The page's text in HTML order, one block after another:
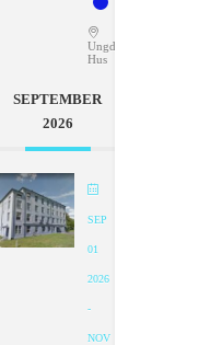
Ungdommens
Hus
SEPTEMBER
2026
SEP
01
2026
-
NOV